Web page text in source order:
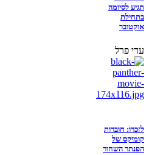
תגיע לסיומה
בתחילת
אוקטובר
עדי פרל
לזכרו: חוברות
קומיקס של
הפנתר השחור